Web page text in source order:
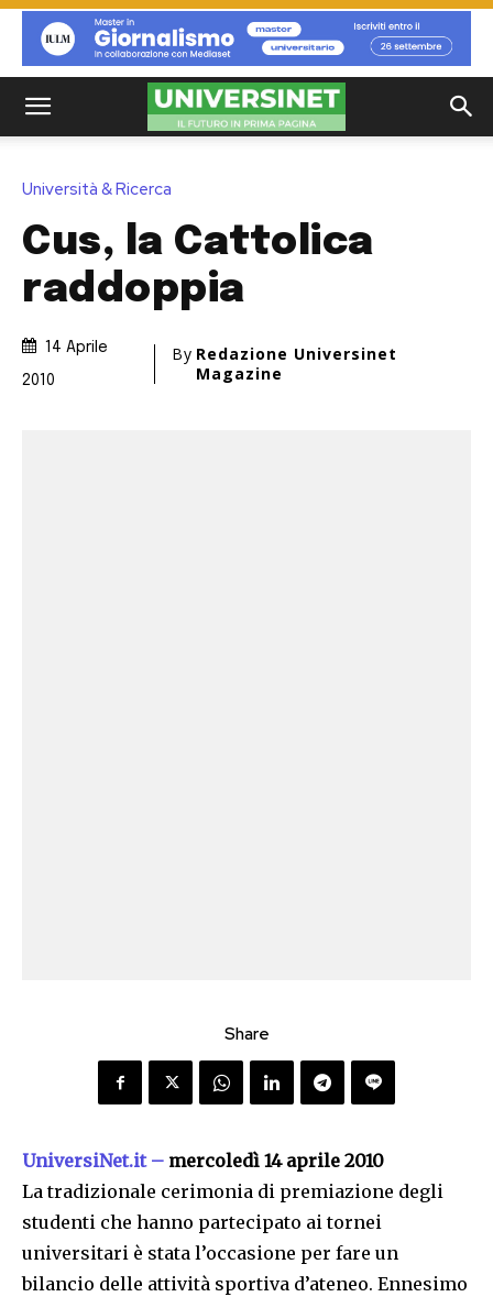
Università & Ricerca
Cus, la Cattolica
raddoppia
14 Aprile
2010
By Redazione Universinet
Magazine
Share
UniversiNet.it – mercoledì 14 aprile 2010
La tradizionale cerimonia di premiazione degli
studenti che hanno partecipato ai tornei
universitari è stata l’occasione per fare un
bilancio delle attività sportiva d’ateneo. Ennesimo